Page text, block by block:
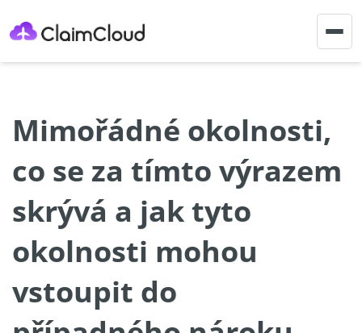
Mimořádné okolnosti,
co se za tímto výrazem
skrývá a jak tyto
okolnosti mohou
vstoupit do